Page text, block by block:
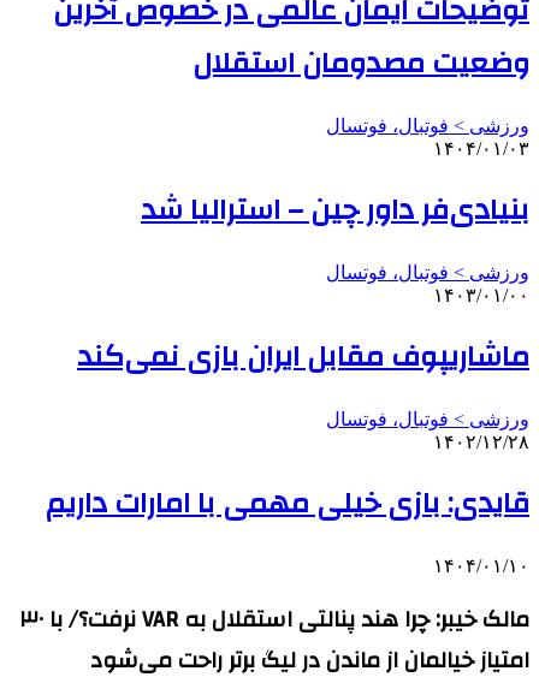
توضیحات ایمان عالمی در خصوص آخرین
وضعیت مصدومان استقلال
ورزشی > فوتبال، فوتسال
۱۴۰۴/۰۱/۰۳
بنیادی‌فر داور چین – استرالیا شد
ورزشی > فوتبال، فوتسال
۱۴۰۳/۰۱/۰۰
ماشاریپوف مقابل ایران بازی نمی‌کند
ورزشی > فوتبال، فوتسال
۱۴۰۲/۱۲/۲۸
قایدی: بازی خیلی مهمی با امارات داریم
۱۴۰۴/۰۱/۱۰
مالک خیبر: چرا هند پنالتی استقلال به VAR نرفت؟/ با ۳۰
امتیاز خیالمان از ماندن در لیگ برتر راحت می‌شود